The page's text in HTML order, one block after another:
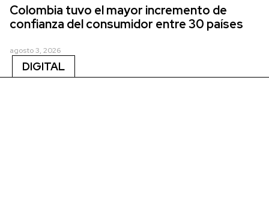
Colombia tuvo el mayor incremento de
confianza del consumidor entre 30 países
agosto 3, 2026
DIGITAL